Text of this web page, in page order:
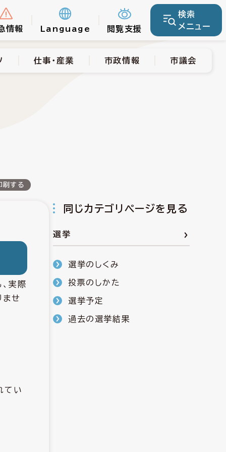
情報 Language 閲覧支援
検索
メニュー
市政情報 市議会
仕事・産業 市政情報 市議会
刷する
実際
ませ
てい
同じカテゴリページを見る
選挙
選挙のしくみ
投票のしかた
選挙予定
過去の選挙結果